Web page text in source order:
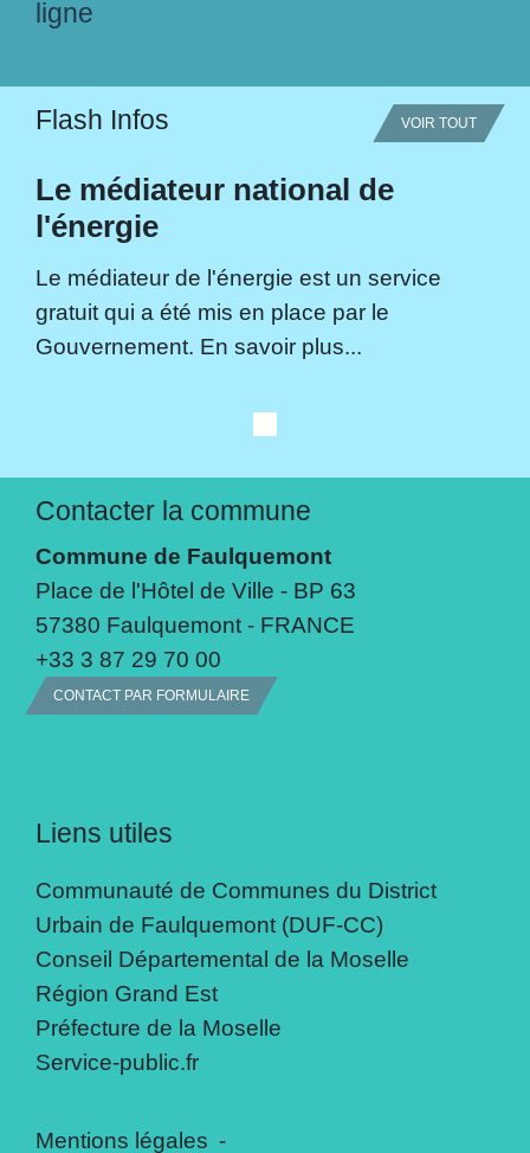
ligne
Flash Infos VOIR TOUT
Le médiateur national de
l'énergie
Le médiateur de l'énergie est un service
gratuit qui a été mis en place par le
Gouvernement. En savoir plus...
Contacter la commune
Commune de Faulquemont
Place de l'Hôtel de Ville - BP 63
57380 Faulquemont - FRANCE
+33 3 87 29 70 00
CONTACT PAR FORMULAIRE
Liens utiles
Communauté de Communes du District
Urbain de Faulquemont (DUF-CC)
Conseil Départemental de la Moselle
Région Grand Est
Préfecture de la Moselle
Service-public.fr
Mentions légales -